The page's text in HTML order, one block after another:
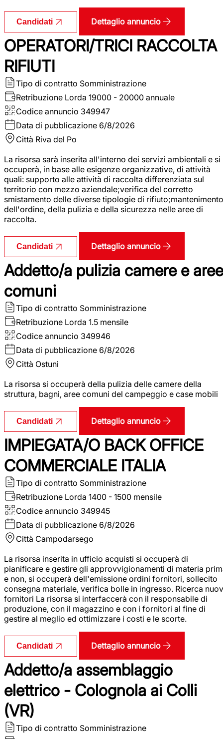
Candidati Dettaglio annuncio
OPERATORI/TRICI RACCOLTA
RIFIUTI
Tipo di contratto Somministrazione
Retribuzione Lorda 19000 - 20000 annuale
Codice annuncio 349947
Data di pubblicazione 6/8/2026
Città Riva del Po
La risorsa sarà inserita all'interno dei servizi ambientali e si
occuperà, in base alle esigenze organizzative, di attività
quali: supporto alle attività di raccolta differenziata sul
territorio con mezzo aziendale;verifica del corretto
smistamento delle diverse tipologie di rifiuto;mantenimento
dell'ordine, della pulizia e della sicurezza nelle aree di
raccolta.
Candidati Dettaglio annuncio
Addetto/a pulizia camere e aree
comuni
Tipo di contratto Somministrazione
Retribuzione Lorda 1.5 mensile
Codice annuncio 349946
Data di pubblicazione 6/8/2026
Città Ostuni
La risorsa si occuperà della pulizia delle camere della
struttura, bagni, aree comuni del campeggio e case mobili
Candidati Dettaglio annuncio
IMPIEGATA/O BACK OFFICE
COMMERCIALE ITALIA
Tipo di contratto Somministrazione
Retribuzione Lorda 1400 - 1500 mensile
Codice annuncio 349945
Data di pubblicazione 6/8/2026
Città Campodarsego
La risorsa inserita in ufficio acquisti si occuperà di
pianificare e gestire gli approvvigionamenti di materia
e non, si occuperà dell'emissione ordini fornitori, sollecito
consegna materiale, verifica bolle in ingresso. Ricerca
fornitori La risorsa si interfaccerà con il responsabile di
produzione, con il magazzino e con i fornitori al fine di
gestire al meglio ed ottimizzare i costi e le scorte.
Candidati Dettaglio annuncio
Addetto/a assemblaggio
elettrico - Colognola ai Colli
(VR)
Tipo di contratto Somministrazione